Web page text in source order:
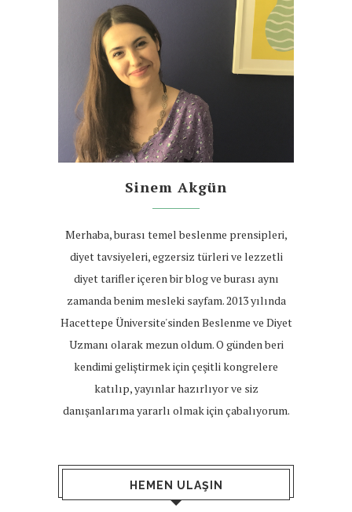
Sinem Akgün
Merhaba, burası temel beslenme prensipleri,
diyet tavsiyeleri, egzersiz türleri ve lezzetli
diyet tarifler içeren bir blog ve burası aynı
zamanda benim mesleki sayfam. 2013 yılında
Hacettepe Üniversite'sinden Beslenme ve Diyet
Uzmanı olarak mezun oldum. O günden beri
kendimi geliştirmek için çeşitli kongrelere
katılıp, yayınlar hazırlıyor ve siz
danışanlarıma yararlı olmak için çabalıyorum.
HEMEN ULAŞIN